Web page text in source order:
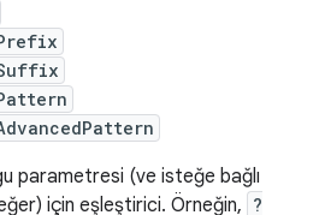
parametresi (ve isteğe bağlı
için eşleştirici. Örneğin, ?